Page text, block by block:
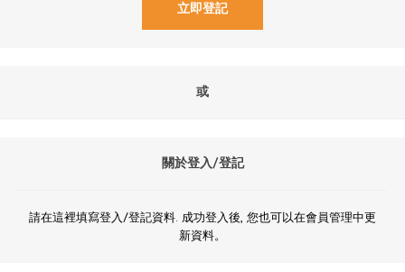
或
關於登入/登記
請在這裡填寫登入/登記資料. 成功登入後, 您也可以在會員管理中更
新資料。